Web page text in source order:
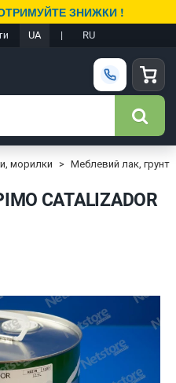
ЗНИЖКИ !
UA | RU
морилки Меблевий лак, грунт
CATALIZADOR